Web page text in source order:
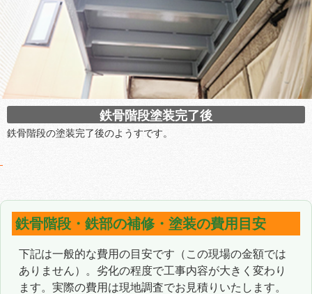
鉄骨階段塗装完了後
鉄骨階段の塗装完了後のようすです。
鉄骨階段・鉄部の補修・塗装の費用目安
下記は一般的な費用の目安です（この現場の金額では
ありません）。劣化の程度で工事内容が大きく変わり
ます。実際の費用は現地調査でお見積りいたします。